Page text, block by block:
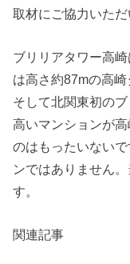
取材にご協力いた
ブリリアタワー高
は高さ約87mの高崎
そして北関東初の
高いマンションが
のはもったいない
ンではありません
す。
関連記事